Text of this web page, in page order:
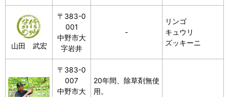
山田 武宏
〒383-0
001
中野市大
字岩井
‐
リンゴ
キュウリ
ズッキーニ
〒383-0
007
中野市大
20年間、除草剤無使
用。